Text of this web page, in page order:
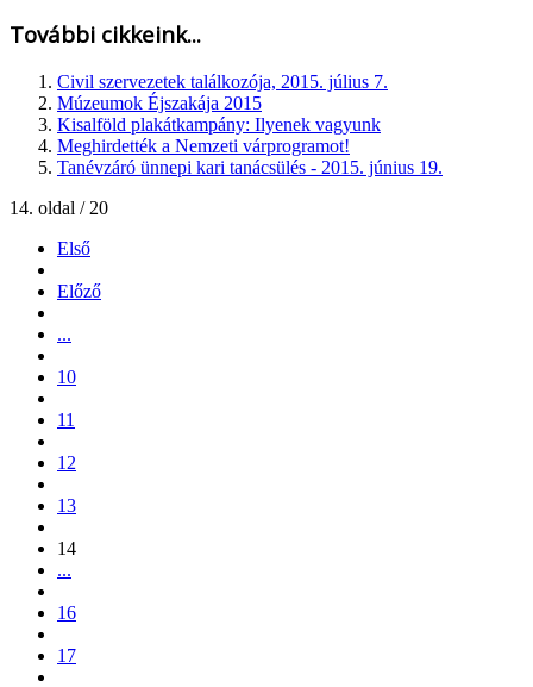
További cikkeink...
Civil szervezetek találkozója, 2015. július 7.
Múzeumok Éjszakája 2015
Kisalföld plakátkampány: Ilyenek vagyunk
Meghirdették a Nemzeti várprogramot!
Tanévzáró ünnepi kari tanácsülés - 2015. június 19.
14. oldal / 20
Első
Előző
...
10
11
12
13
14
...
16
17